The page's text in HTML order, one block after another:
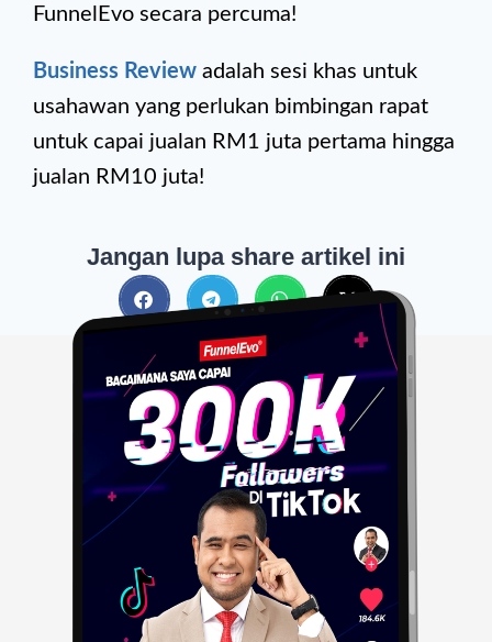
FunnelEvo secara percuma!
Business Review adalah sesi khas untuk
usahawan yang perlukan bimbingan rapat
untuk capai jualan RM1 juta pertama hingga
jualan RM10 juta!
Jangan lupa share artikel ini